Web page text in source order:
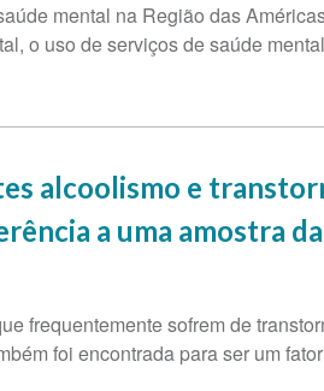
mental na Região das
o uso de serviços de saúde
alcoolismo e
a uma amostra
frequentemente sofrem de
foi encontrada para ser um